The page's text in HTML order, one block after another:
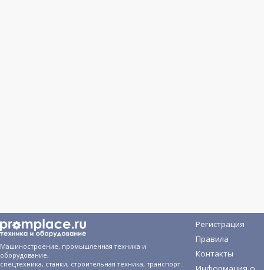
Машиностроение, промышленная техника и
оборудование,
спецтехника, станки, строительная техника, транспорт.
Регистрация
Правила
Контакты